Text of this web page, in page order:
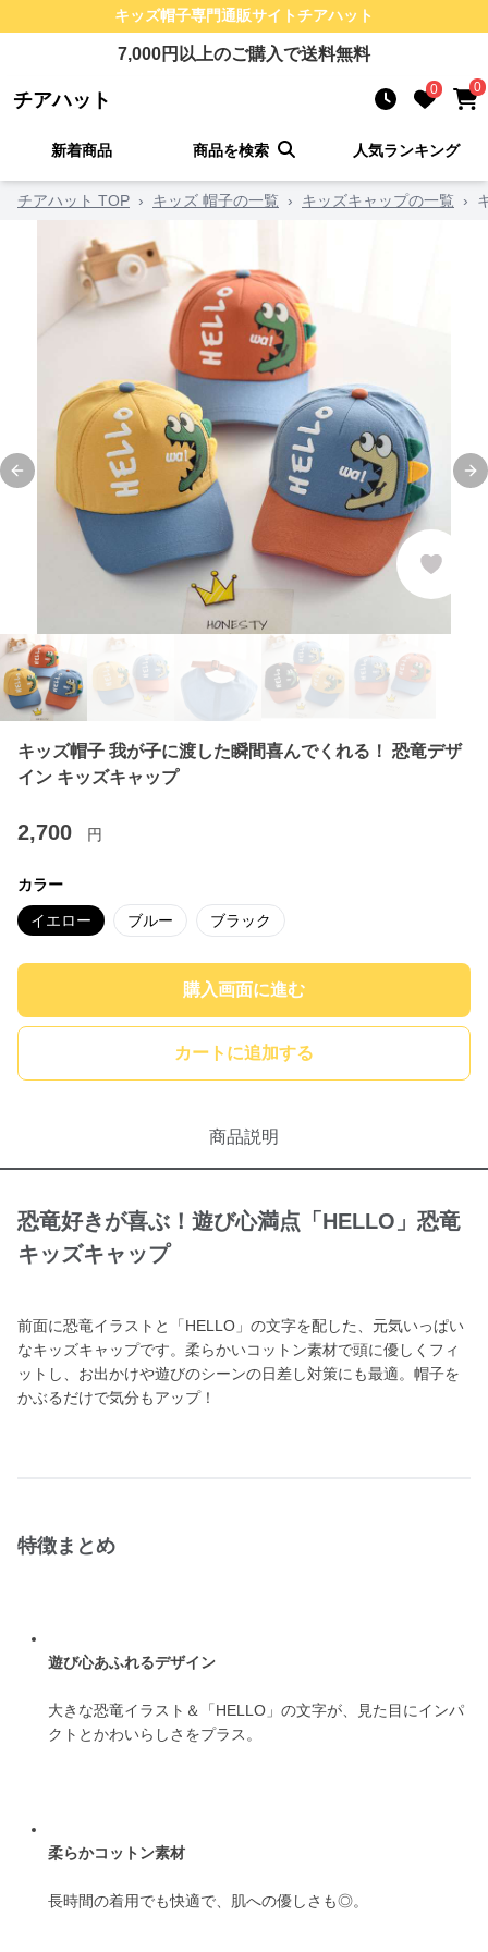
キッズ帽子専門通販サイトチアハット
7,000円以上のご購入で送料無料
チアハット 0 0
新着商品 商品を検索 人気ランキング
チアハット TOP › キッズ 帽子の一覧 › キッズキャップの一覧 ›
Previous slide
キッズ帽子 我が子に渡した瞬間喜んでくれる！ 恐竜デザ
イン キッズキャップ
2,700 円
カラー
イエロー ブルー ブラック
購入画面に進む
カートに追加する
商品説明
恐竜好きが喜ぶ！遊び心満点「HELLO」恐竜
キッズキャップ
前面に恐竜イラストと「HELLO」の文字を配した、元気いっぱい
なキッズキャップです。柔らかいコットン素材で頭に優しくフィ
ットし、お出かけや遊びのシーンの日差し対策にも最適。帽子を
かぶるだけで気分もアップ！
特徴まとめ
遊び心あふれるデザイン
大きな恐竜イラスト＆「HELLO」の文字が、見た目にインパ
クトとかわいらしさをプラス。
柔らかコットン素材
長時間の着用でも快適で、肌への優しさも◎。